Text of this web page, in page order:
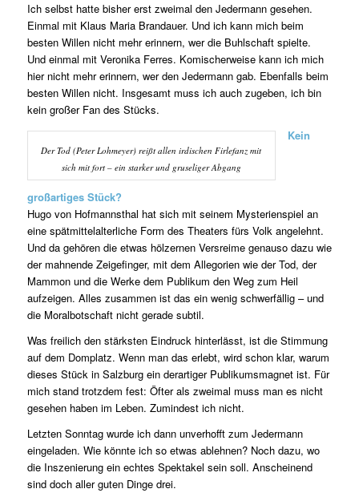
Ich selbst hatte bisher erst zweimal den Jedermann gesehen.
Einmal mit Klaus Maria Brandauer. Und ich kann mich beim
besten Willen nicht mehr erinnern, wer die Buhlschaft spielte.
Und einmal mit Veronika Ferres. Komischerweise kann ich mich
hier nicht mehr erinnern, wer den Jedermann gab. Ebenfalls beim
besten Willen nicht. Insgesamt muss ich auch zugeben, ich bin
kein großer Fan des Stücks.
Der Tod (Peter Lohmeyer) reißt allen irdischen Firlefanz mit
sich mit fort – ein starker und gruseliger Abgang
Kein
großartiges Stück?
Hugo von Hofmannsthal hat sich mit seinem Mysterienspiel an
eine spätmittelalterliche Form des Theaters fürs Volk angelehnt.
Und da gehören die etwas hölzernen Versreime genauso dazu wie
der mahnende Zeigefinger, mit dem Allegorien wie der Tod, der
Mammon und die Werke dem Publikum den Weg zum Heil
aufzeigen. Alles zusammen ist das ein wenig schwerfällig – und
die Moralbotschaft nicht gerade subtil.
Was freilich den stärksten Eindruck hinterlässt, ist die Stimmung
auf dem Domplatz. Wenn man das erlebt, wird schon klar, warum
dieses Stück in Salzburg ein derartiger Publikumsmagnet ist. Für
mich stand trotzdem fest: Öfter als zweimal muss man es nicht
gesehen haben im Leben. Zumindest ich nicht.
Letzten Sonntag wurde ich dann unverhofft zum Jedermann
eingeladen. Wie könnte ich so etwas ablehnen? Noch dazu, wo
die Inszenierung ein echtes Spektakel sein soll. Anscheinend
sind doch aller guten Dinge drei.